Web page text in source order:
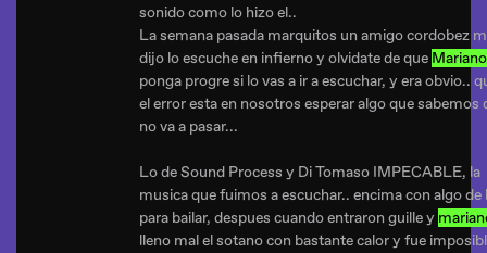
sonido como lo hizo el..
La semana pasada marquitos un amigo cordobez
dijo lo escuche en infierno y olvidate de que Mariano
ponga progre si lo vas a ir a escuchar, y era obvio..
el error esta en nosotros esperar algo que sabemos
no va a pasar...
Lo de Sound Process y Di Tomaso IMPECABLE, la
musica que fuimos a escuchar.. encima con algo de
para bailar, despues cuando entraron guille y
lleno mal el sotano con bastante calor y fue